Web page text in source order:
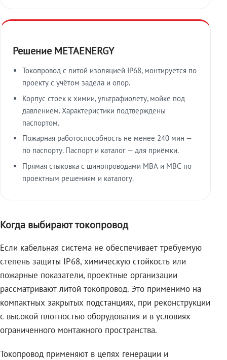
Решение METAENERGY
Токопровод с литой изоляцией IP68, монтируется по
проекту с учётом задела и опор.
Корпус стоек к химии, ультрафиолету, мойке под
давлением. Характеристики подтверждены
паспортом.
Пожарная работоспособность не менее 240 мин —
по паспорту. Паспорт и каталог — для приёмки.
Прямая стыковка с шинопроводами МВА и МВС по
проектным решениям и каталогу.
Когда выбирают токопровод
Если кабельная система не обеспечивает требуемую
степень защиты IP68, химическую стойкость или
пожарные показатели, проектные организации
рассматривают литой токопровод. Это применимо на
компактных закрытых подстанциях, при реконструкции
с высокой плотностью оборудования и в условиях
ограниченного монтажного пространства.
Токопровод применяют в цепях генерации и